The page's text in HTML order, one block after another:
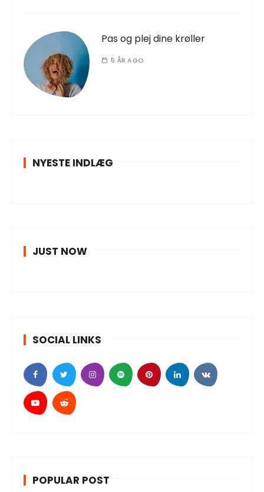
Pas og plej dine krøller
5 ÅR AGO
NYESTE INDLÆG
JUST NOW
SOCIAL LINKS
POPULAR POST